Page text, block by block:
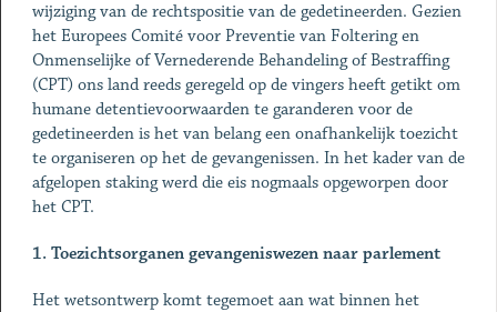
wijziging van de rechtspositie van de gedetineerden. Gezien
het Europees Comité voor Preventie van Foltering en
Onmenselijke of Vernederende Behandeling of Bestraffing
(CPT) ons land reeds geregeld op de vingers heeft getikt om
humane detentievoorwaarden te garanderen voor de
gedetineerden is het van belang een onafhankelijk toezicht
te organiseren op het de gevangenissen. In het kader van de
afgelopen staking werd die eis nogmaals opgeworpen door
het CPT.
1. Toezichtsorganen gevangeniswezen naar parlement
Het wetsontwerp komt tegemoet aan wat binnen het